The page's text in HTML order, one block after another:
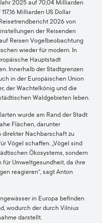
2025 auf 70,04 Milliarden
Milliarden US Dollar
2026 von
der Reisenden
Reisen Vogelbeobachtung
wieder für modern. In
Hauptstadt
Innerhalb der Stadtgrenzen
in der Europäischen Union
der Wachtelkönig und die
Waldgebieten leben.
wurde am Rand der Stadt
Flächen, darunter
direkter Nachbarschaft zu
Vögel schaffen. „Vögel sind
Ökosystems, sondern
Umweltgesundheit, da ihre
reagieren“, sagt Anton
in Europa befinden
wodurch der durch Vilnius
darstellt.